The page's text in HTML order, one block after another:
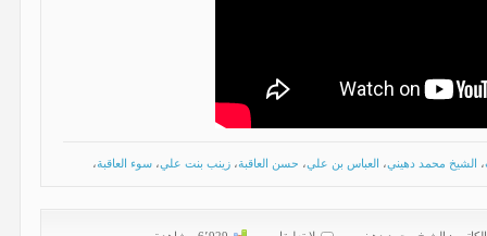
، الشيخ محمد دهيني، العباس بن علي، حسن العاقبة، زينب بنت علي، سوء العاقبة،